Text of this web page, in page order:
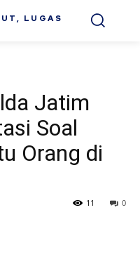
LUGAS
Jatim
Soal
Orang di
0
11